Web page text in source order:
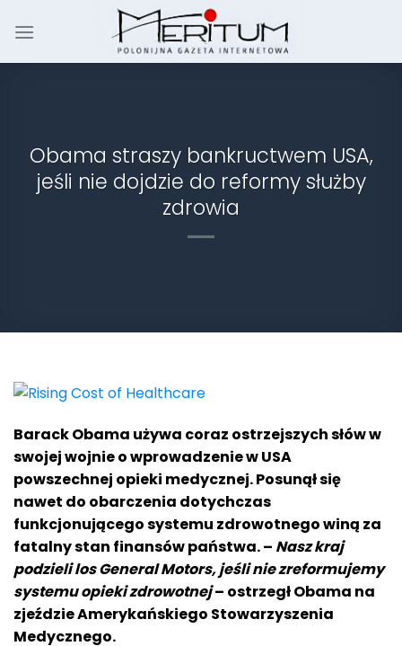
Obama straszy bankructwem USA,
jeśli nie dojdzie do reformy służby
zdrowia
Barack Obama używa coraz ostrzejszych słów w
swojej wojnie o wprowadzenie w USA
powszechnej opieki medycznej. Posunął się
nawet do obarczenia dotychczas
funkcjonującego systemu zdrowotnego winą za
fatalny stan finansów państwa. – Nasz kraj
podzieli los General Motors, jeśli nie zreformujemy
systemu opieki zdrowotnej– ostrzegł Obama na
zjeździe Amerykańskiego Stowarzyszenia
Medycznego.